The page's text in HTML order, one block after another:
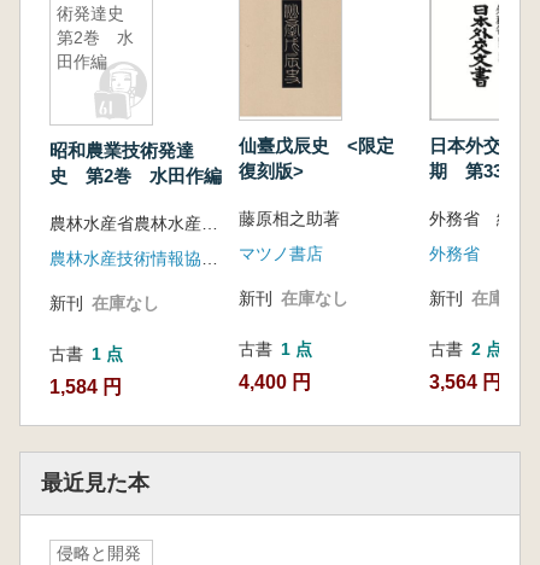
術発達史
第2巻 水
田作編
昭和農業技術発達
史 第2巻 水田作編
新刊 在庫なし
古書 1 点
1,584 円
仙臺戊辰史 <限定
復刻版>
藤原相之助著
マツノ書店
新刊 在庫なし
古書 1 点
4,400 円
日本外交文
期 第33巻
外務省 編纂
外務省
新刊 在庫なし
古書 2 点
3,564 円~
最近見た本
侵略と開発